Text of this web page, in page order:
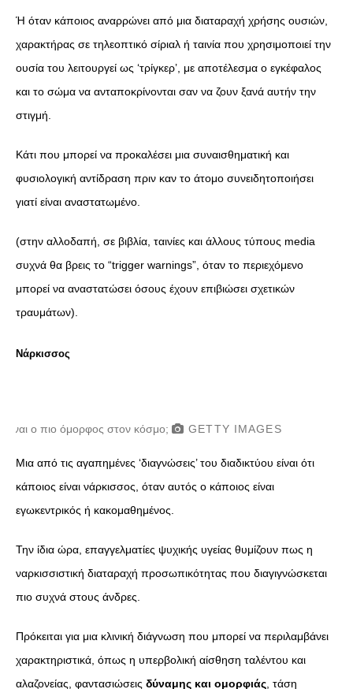
Ή όταν κάποιος αναρρώνει από μια διαταραχή χρήσης ουσιών,
χαρακτήρας σε τηλεοπτικό σίριαλ ή ταινία που χρησιμοποιεί την
ουσία του λειτουργεί ως ‘τρίγκερ’, με αποτέλεσμα ο εγκέφαλος
και το σώμα να ανταποκρίνονται σαν να ζουν ξανά αυτήν την
στιγμή.
Κάτι που μπορεί να προκαλέσει μια συναισθηματική και
φυσιολογική αντίδραση πριν καν το άτομο συνειδητοποιήσει
γιατί είναι αναστατωμένο.
(στην αλλοδαπή, σε βιβλία, ταινίες και άλλους τύπους media
συχνά θα βρεις το “trigger warnings”, όταν το περιεχόμενο
μπορεί να αναστατώσει όσους έχουν επιβιώσει σχετικών
τραυμάτων).
Νάρκισσος
ο πιο όμορφος στον κόσμο; GETTY IMAGES
Μια από τις αγαπημένες ‘διαγνώσεις’ του διαδικτύου είναι ότι
κάποιος είναι νάρκισσος, όταν αυτός ο κάποιος είναι
εγωκεντρικός ή κακομαθημένος.
Την ίδια ώρα, επαγγελματίες ψυχικής υγείας θυμίζουν πως η
ναρκισσιστική διαταραχή προσωπικότητας που διαγιγνώσκεται
πιο συχνά στους άνδρες.
Πρόκειται για μια κλινική διάγνωση που μπορεί να περιλαμβάνει
χαρακτηριστικά, όπως η υπερβολική αίσθηση ταλέντου και
αλαζονείας, φαντασιώσεις δύναμης και ομορφιάς , τάση